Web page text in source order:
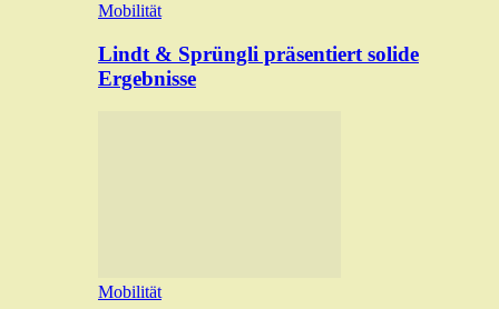
Mobilität
Lindt & Sprüngli präsentiert solide
Ergebnisse
Mobilität